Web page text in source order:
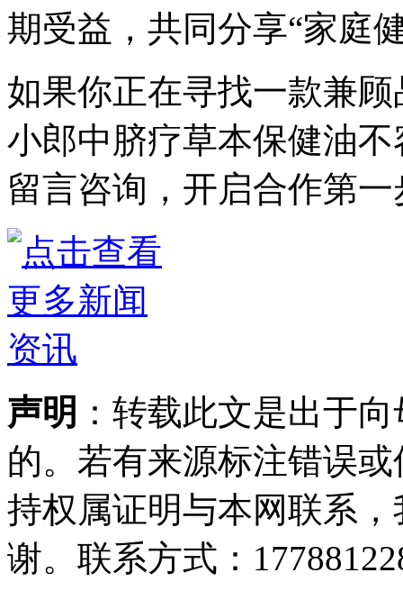
期受益，共同分享“家庭
如果你正在寻找一款兼
小郎中脐疗草本保健油
留言咨询，开启合作第一
声明 ：转载此文是出于
的。若有来源标注错误
持权属证明与本网联系
谢。联系方式：